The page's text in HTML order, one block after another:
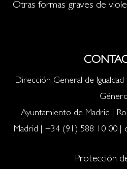
Otras formas graves de
Dirección General de
Ayuntamiento de Madrid |
Madrid | +34 (91) 588 10 00|
Protección